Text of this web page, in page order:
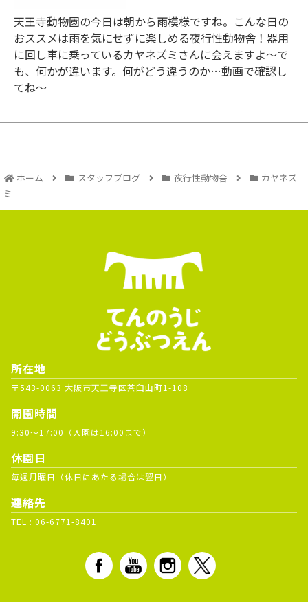
天王寺動物園の今日は朝から雨模様ですね。こんな日の
おススメは雨を気にせずに楽しめる夜行性動物舎！器用
に回し車に乗っているカヤネズミさんに会えますよ〜で
も、何かが違います。何がどう違うのか…動画で確認し
てね〜
ホーム スタッフブログ 夜行性動物舎
カヤネズ
ミ
所在地
〒543-0063 大阪市天王寺区茶臼山町1-108
開園時間
9:30～17:00（入園は16:00まで）
休園日
毎週月曜日（休日にあたる場合は翌日）
連絡先
TEL : 06-6771-8401